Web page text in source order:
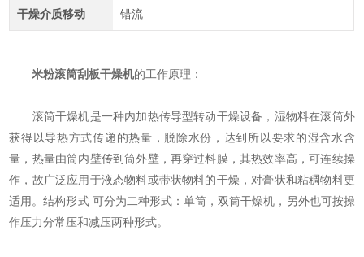
干燥介质移动 错流
米粉滚筒刮板干燥机的工作原理：
滚筒干燥机是一种内加热传导型转动干燥设备，湿物料在滚筒外
获得以导热方式传递的热量，脱除水份，达到所以要求的湿含水含
量，热量由筒内壁传到筒外壁，再穿过料膜，其热效率高，可连续操
作，故广泛应用于液态物料或带状物料的干燥，对膏状和粘稠物料更
适用。结构形式 可分为二种形式：单筒，双筒干燥机，另外也可按操
作压力分常压和减压两种形式。